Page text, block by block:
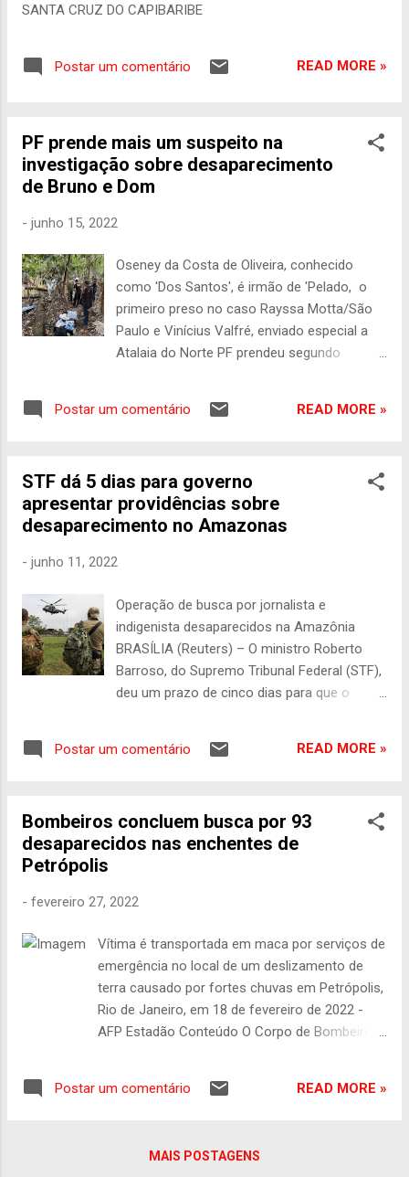
SANTA CRUZ DO CAPIBARIBE
Postar um comentário READ MORE »
PF prende mais um suspeito na
investigação sobre desaparecimento
de Bruno e Dom
- junho 15, 2022
Oseney da Costa de Oliveira, conhecido
como 'Dos Santos', é irmão de 'Pelado, o
primeiro preso no caso Rayssa Motta/São
Paulo e Vinícius Valfré, enviado especial a
Atalaia do Norte PF prendeu segundo
Divulgação/Polícia Federal A Polícia Federal
no desaparecimento do jornalista inglês
Dom Phillips e do indigenista Bruno Pereira ,
na região do Vale do Javari, no Amazonas.
suposto homicídio. O preso é o pescador
como Dos Santos, que vive perto do local
onde a mochila do repórter foi encontrada.
Ele será interrogado pelos policiais federais
e depois vai passar por audiência de
custódia na Vara Única de Atalaia. O
no início da noite na rua Quixito, dentro da
Postar um comentário READ MORE »
STF dá 5 dias para governo
apresentar providências sobre
desaparecimento no Amazonas
- junho 11, 2022
Operação de busca por jornalista e
indigenista desaparecidos na Amazônia
BRASÍLIA (Reuters) – O ministro Roberto
Barroso, do Supremo Tribunal Federal (STF),
deu um prazo de cinco dias para que o
adotou até agora no episódio do
região do Vale do Javari, na Amazônia. A
decisão atende a ação da Articulação dos
“imediatamente” todas as providências
decisão, Barroso afirmou que o
desaparecimento de ambos é fato “público
e notório”, noticiado por meios de
comunicação nacionais e internacionais e
que a União apresenta deficiências na
casos anteriores. O ministro do STF disse
âmbito local”. Mas...
Postar um comentário READ MORE »
Bombeiros concluem busca por 93
desaparecidos nas enchentes de
Petrópolis
- fevereiro 27, 2022
Vítima é transportada em maca por serviços de
emergência no local de um deslizamento de
terra causado por fortes chuvas em Petrópolis,
Rio de Janeiro, em 18 de fevereiro de 2022 -
AFP Estadão Conteúdo O Corpo de Bombeiros
Oficina, no município fluminense de Petrópolis.
assessoria de imprensa. Os militares seguem
Postar um comentário READ MORE »
MAIS POSTAGENS